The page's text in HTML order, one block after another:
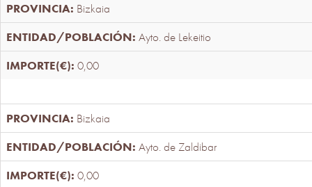
Bizkaia
Ayto. de Lekeitio
0,00
Bizkaia
Ayto. de Zaldibar
0,00